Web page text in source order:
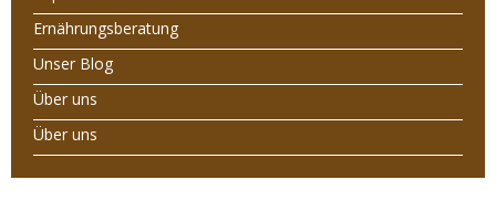
Ernährungsberatung
Unser Blog
Über uns
Über uns